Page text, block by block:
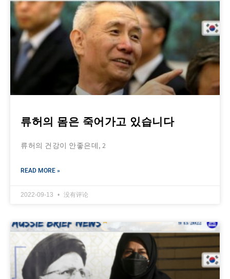
류허의 몸은 죽어가고 있습니다
류허의 건강이 안좋은데, 2
READ MORE »
2022-09-13 没有评论